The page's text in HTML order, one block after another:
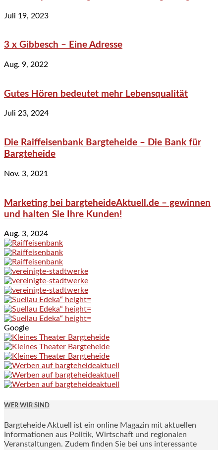
Juli 19, 2023
3 x Gibbesch – Eine Adresse
Aug. 9, 2022
Gutes Hören bedeutet mehr Lebensqualität
Juli 23, 2024
Die Raiffeisenbank Bargteheide – Die Bank für
Bargteheide
Nov. 3, 2021
Marketing bei bargteheideAktuell.de – gewinnen
und halten Sie Ihre Kunden!
Aug. 3, 2024
Google
WER WIR SIND
Bargteheide Aktuell ist ein online Magazin mit aktuellen
Informationen aus Politik, Wirtschaft und regionalen
Veranstaltungen. Zudem finden Sie bei uns interessante